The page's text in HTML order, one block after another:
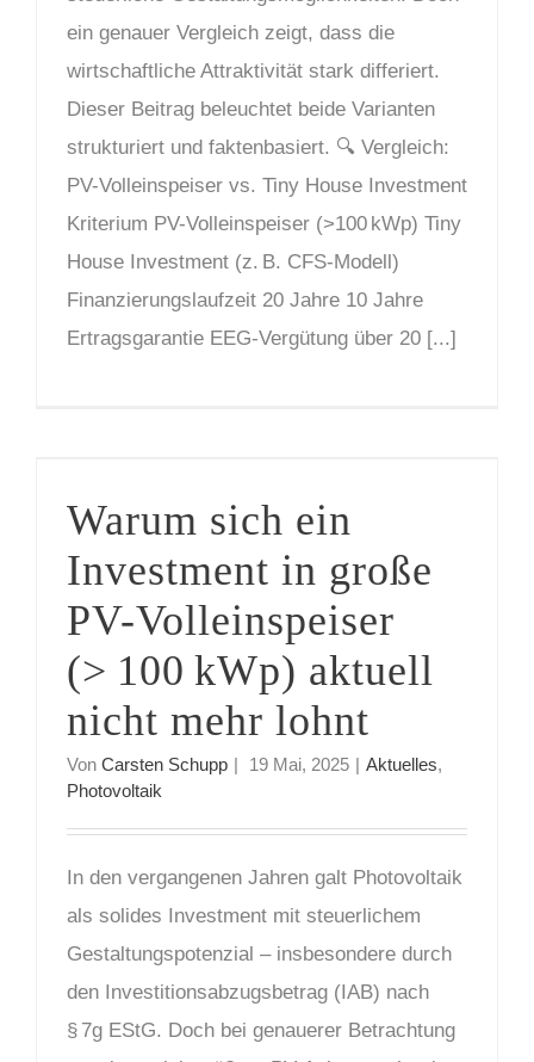
ein genauer Vergleich zeigt, dass die
wirtschaftliche Attraktivität stark differiert.
Dieser Beitrag beleuchtet beide Varianten
strukturiert und faktenbasiert. 🔍 Vergleich:
PV-Volleinspeiser vs. Tiny House Investment
Kriterium PV-Volleinspeiser (>100 kWp) Tiny
House Investment (z. B. CFS-Modell)
Finanzierungslaufzeit 20 Jahre 10 Jahre
Ertragsgarantie EEG-Vergütung über 20 [...]
Warum sich ein
Investment in große
PV-Volleinspeiser
(> 100 kWp) aktuell
nicht mehr lohnt
Von Carsten Schupp | 19 Mai, 2025 | Aktuelles,
Photovoltaik
In den vergangenen Jahren galt Photovoltaik
als solides Investment mit steuerlichem
Gestaltungspotenzial – insbesondere durch
den Investitionsabzugsbetrag (IAB) nach
§ 7g EStG. Doch bei genauerer Betrachtung